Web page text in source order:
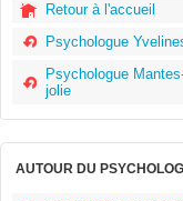
Retour à l'accueil
Psychologue
Psychologue
jolie
AUTOUR DU